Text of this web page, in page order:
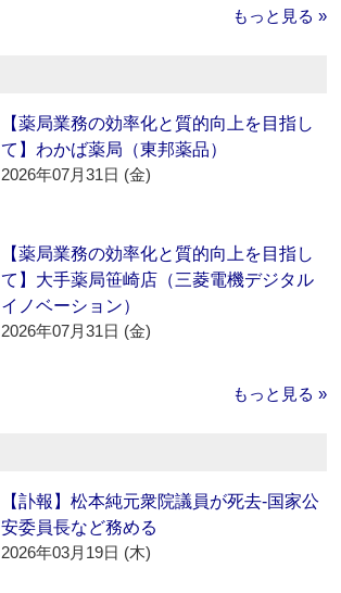
もっと見る »
【薬局業務の効率化と質的向上を目指し
て】わかば薬局（東邦薬品）
2026年07月31日 (金)
【薬局業務の効率化と質的向上を目指し
て】大手薬局笹崎店（三菱電機デジタル
イノベーション）
2026年07月31日 (金)
もっと見る »
【訃報】松本純元衆院議員が死去‐国家公
安委員長など務める
2026年03月19日 (木)